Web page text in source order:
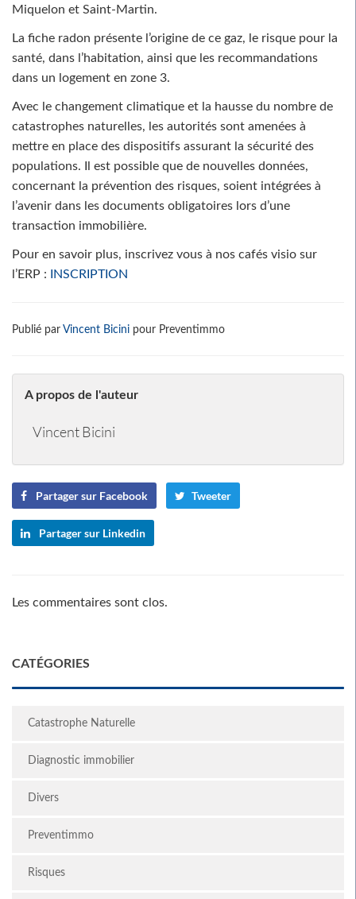
Miquelon et Saint-Martin.
La fiche radon présente l’origine de ce gaz, le risque pour la
santé, dans l’habitation, ainsi que les recommandations
dans un logement en zone 3.
Avec le changement climatique et la hausse du nombre de
catastrophes naturelles, les autorités sont amenées à
mettre en place des dispositifs assurant la sécurité des
populations. Il est possible que de nouvelles données,
concernant la prévention des risques, soient intégrées à
l’avenir dans les documents obligatoires lors d’une
transaction immobilière.
Pour en savoir plus, inscrivez vous à nos cafés visio sur
l’ERP : INSCRIPTION
Publié par Vincent Bicini pour Preventimmo
A propos de l'auteur
Vincent Bicini
Partager sur Facebook Tweeter
Partager sur Linkedin
Les commentaires sont clos.
CATÉGORIES
Catastrophe Naturelle
Diagnostic immobilier
Divers
Preventimmo
Risques